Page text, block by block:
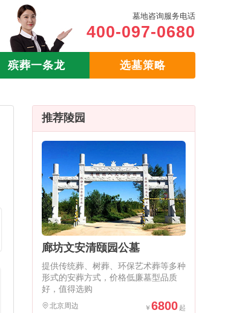
墓地咨询服务电话
400-097-0680
殡葬一条龙 选墓策略
推荐陵园
廊坊文安清颐园公墓
提供传统葬、树葬、环保艺术葬等多种
形式的安葬方式，价格低廉墓型品质
好，值得选购
北京周边 6800